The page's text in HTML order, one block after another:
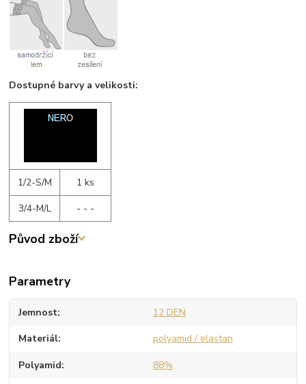
Dostupné barvy a velikosti:
1/2-S/M
1 ks
3/4-M/L
- - -
Původ zboží
Parametry
Jemnost 12 DEN
Materiál polyamid / elastan
Polyamid 88%